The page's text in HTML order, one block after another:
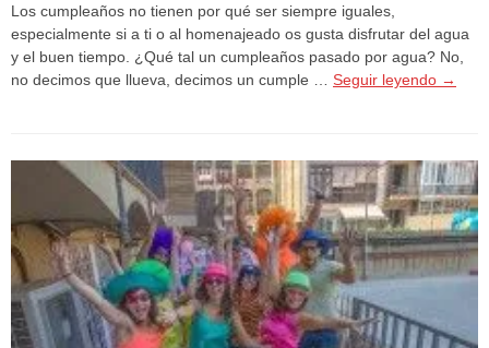
Los cumpleaños no tienen por qué ser siempre iguales,
especialmente si a ti o al homenajeado os gusta disfrutar del agua
y el buen tiempo. ¿Qué tal un cumpleaños pasado por agua? No,
no decimos que llueva, decimos un cumple … Seguir leyendo →